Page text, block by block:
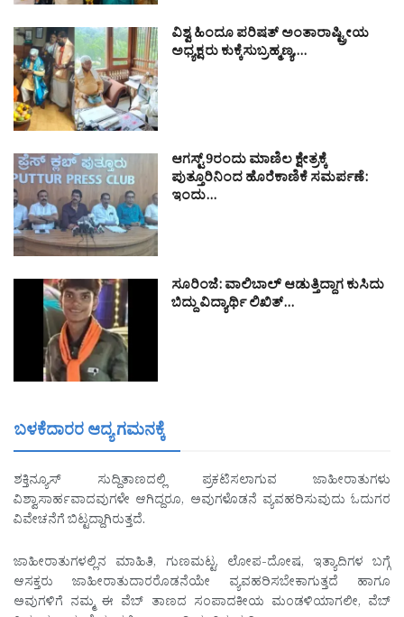
ವಿಶ್ವ ಹಿಂದೂ ಪರಿಷತ್ ಅಂತಾರಾಷ್ಟ್ರೀಯ
ಅಧ್ಯಕ್ಷರು ಕುಕ್ಕೆಸುಬ್ರಹ್ಮಣ್ಯ,…
ಆಗಸ್ಟ್ 9ರಂದು ಮಾಣಿಲ ಕ್ಷೇತ್ರಕ್ಕೆ
ಪುತ್ತೂರಿನಿಂದ ಹೊರೆಕಾಣಿಕೆ ಸಮರ್ಪಣೆ:
ಇಂದು…
ಸೂರಿಂಜೆ: ವಾಲಿಬಾಲ್ ಆಡುತ್ತಿದ್ದಾಗ ಕುಸಿದು
ಬಿದ್ದು ವಿದ್ಯಾರ್ಥಿ ಲಿಖಿತ್…
ಬಳಕೆದಾರರ ಆದ್ಯ ಗಮನಕ್ಕೆ
ಶಕ್ತಿನ್ಯೂಸ್ ಸುದ್ದಿತಾಣದಲ್ಲಿ ಪ್ರಕಟಿಸಲಾಗುವ ಜಾಹೀರಾತುಗಳು
ವಿಶ್ವಾಸಾರ್ಹವಾದವುಗಳೇ ಆಗಿದ್ದರೂ, ಅವುಗಳೊಡನೆ ವ್ಯವಹರಿಸುವುದು ಓದುಗರ
ವಿವೇಚನೆಗೆ ಬಿಟ್ಟದ್ದಾಗಿರುತ್ತದೆ.
ಜಾಹೀರಾತುಗಳಲ್ಲಿನ ಮಾಹಿತಿ, ಗುಣಮಟ್ಟ, ಲೋಪ-ದೋಷ, ಇತ್ಯಾದಿಗಳ ಬಗ್ಗೆ
ಆಸಕ್ತರು ಜಾಹೀರಾತುದಾರರೊಡನೆಯೇ ವ್ಯವಹರಿಸಬೇಕಾಗುತ್ತದೆ ಹಾಗೂ
ಅವುಗಳಿಗೆ ನಮ್ಮ ಈ ವೆಬ್ ತಾಣದ ಸಂಪಾದಕೀಯ ಮಂಡಳಿಯಾಗಲೀ, ವೆಬ್